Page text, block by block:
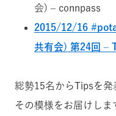
会) – connpass
2015/12/16
共有会) 第24回 –
総勢15名からTipsを発
その模様をお届けしま